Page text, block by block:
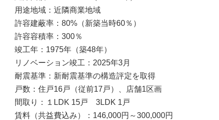
用途地域：近隣商業地域
許容建蔽率：80%（新築当時60％）
許容容積率：300％
竣工年：1975年（築48年）
リノベーション竣工：2025年3月
耐震基準：新耐震基準の構造評定を取得
戸数：住戸16戸（従前17戸）、店舗1区画
間取り：１LDK 15戸 3LDK 1戸
賃料（共益費込み）：146,000円～300,000円